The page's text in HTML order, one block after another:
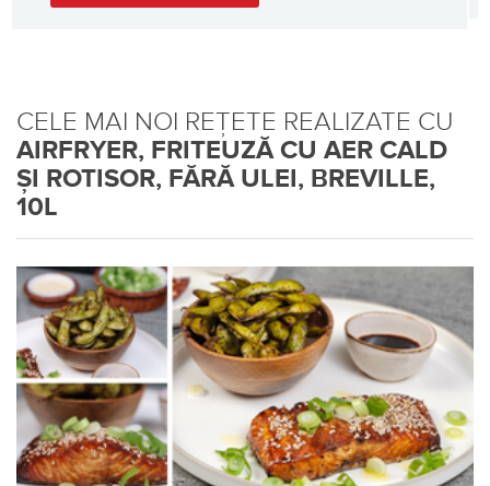
CELE MAI NOI REȚETE REALIZATE CU
AIRFRYER, FRITEUZĂ CU AER CALD
ȘI ROTISOR, FĂRĂ ULEI, BREVILLE,
10L